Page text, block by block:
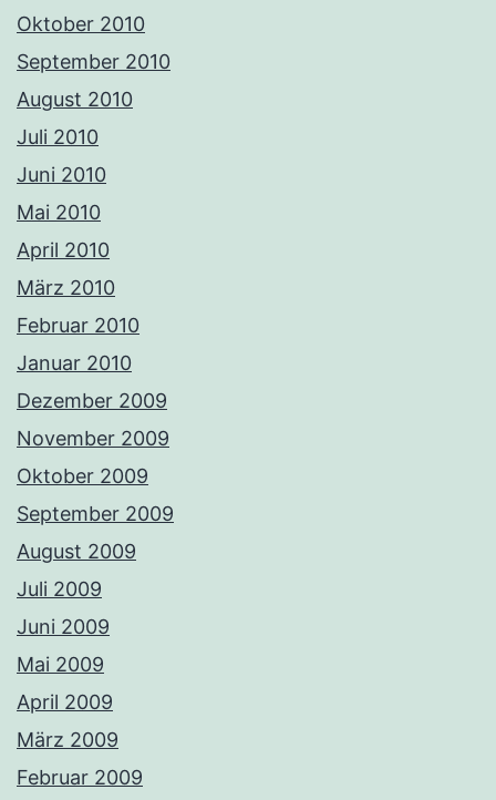
Oktober 2010
September 2010
August 2010
Juli 2010
Juni 2010
Mai 2010
April 2010
März 2010
Februar 2010
Januar 2010
Dezember 2009
November 2009
Oktober 2009
September 2009
August 2009
Juli 2009
Juni 2009
Mai 2009
April 2009
März 2009
Februar 2009